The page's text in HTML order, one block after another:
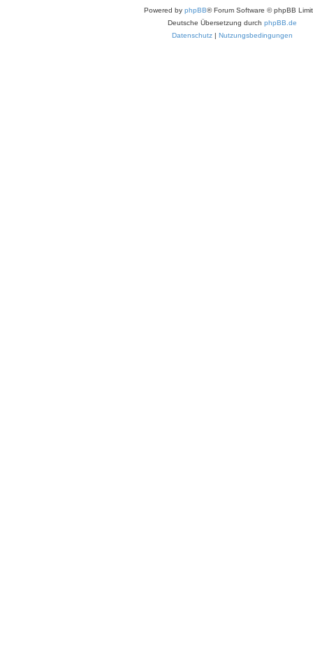
Powered by phpBB® Forum Software © phpBB
Deutsche Übersetzung durch phpBB.de
Datenschutz | Nutzungsbedingungen